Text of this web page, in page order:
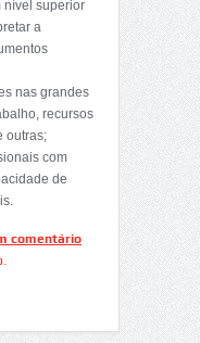
nível superior
a
nas grandes
recursos
outras;
com
de
comentário